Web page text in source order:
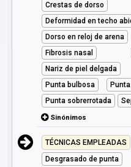
Crestas de dorso
Deformidad en techo
Dorso en reloj de arena
Fibrosis nasal
Nariz de piel delgada
Punta bulbosa
Punta sobrerrotada
Sinónimos
TÉCNICAS EMPLEADAS
Desgrasado de punta